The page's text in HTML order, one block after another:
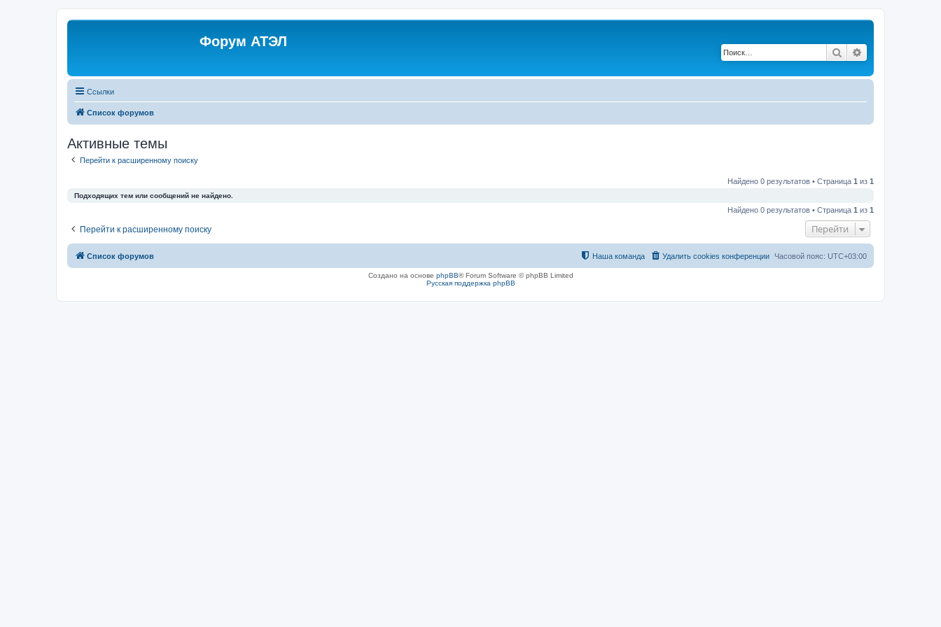
Форум АТЭЛ
Поиск
Ссылки
Список форумов
Активные темы
Перейти к расширенному поиску
Найдено 0 результатов • Страница 1 из 1
Подходящих тем или сообщений не найдено.
Найдено 0 результатов • Страница 1 из 1
Перейти к расширенному поиску Перейти
Список форумов Часовой пояс: UTC+03:00
Удалить cookies конференции
Наша команда
Создано на основе phpBB® Forum Software © phpBB Limited
Русская поддержка phpBB